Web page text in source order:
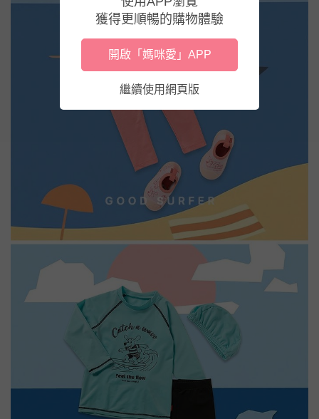
獲得更順暢的購物體驗
開啟「媽咪愛」APP
繼續使用網頁版